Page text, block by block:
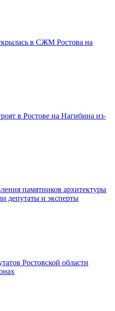
в СЖМ Ростова на
в Ростове на Нагибина из-
памятников архитектуры
депутаты и эксперты
Ростовской области